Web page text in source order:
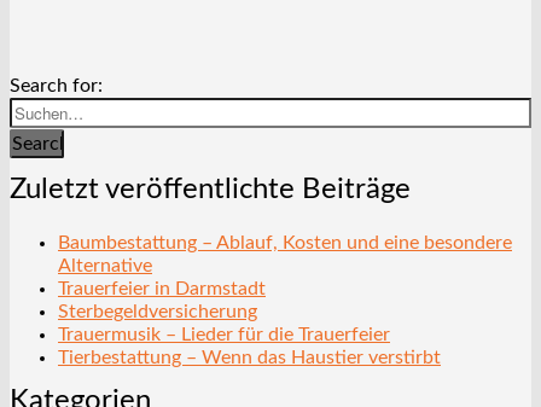
Search for:
Search
Zuletzt veröffentlichte Beiträge
Baumbestattung – Ablauf, Kosten und eine besondere
Alternative
Trauerfeier in Darmstadt
Sterbegeldversicherung
Trauermusik – Lieder für die Trauerfeier
Tierbestattung – Wenn das Haustier verstirbt
Kategorien